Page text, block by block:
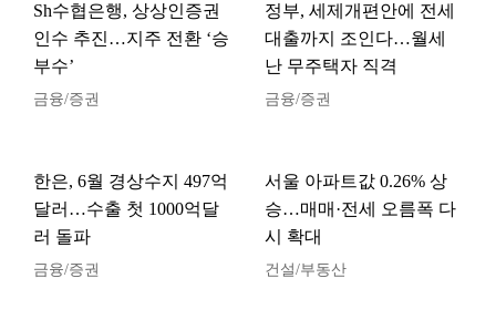
Sh수협은행, 상상인증권
인수 추진…지주 전환 ‘승
부수’
금융/증권
정부, 세제개편안에 전세
대출까지 조인다…월세
난 무주택자 직격
금융/증권
한은, 6월 경상수지 497억
달러…수출 첫 1000억달
러 돌파
금융/증권
서울 아파트값 0.26% 상
승…매매·전세 오름폭 다
시 확대
건설/부동산